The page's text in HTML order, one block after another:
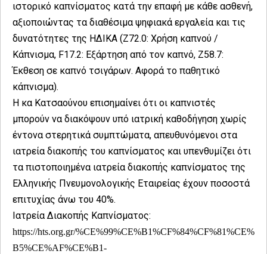
ιστορικό καπνίσματος κατά την επαφή με κάθε ασθενή,
αξιοποιώντας τα διαθέσιμα ψηφιακά εργαλεία και τις
δυνατότητες της ΗΔΙΚΑ (Z72.0: Χρήση καπνού /
Κάπνισμα, F17.2: Εξάρτηση από τον καπνό, Z58.7:
Έκθεση σε καπνό τσιγάρων. Αφορά το παθητικό
κάπνισμα).
Η κα Κατσαούνου επισημαίνει ότι οι καπνιστές
μπορούν να διακόψουν υπό ιατρική καθοδήγηση χωρίς
έντονα στερητικά συμπτώματα, απευθυνόμενοι στα
ιατρεία διακοπής του καπνίσματος και υπενθυμίζει ότι
τα πιστοποιημένα ιατρεία διακοπής καπνίσματος της
Ελληνικής Πνευμονολογικής Εταιρείας έχουν ποσοστά
επιτυχίας άνω του 40%.
Ιατρεία Διακοπής Καπνίσματος:
https://hts.org.gr/%CE%99%CE%B1%CF%84%CF%81%CE%
B5%CE%AF%CE%B1-